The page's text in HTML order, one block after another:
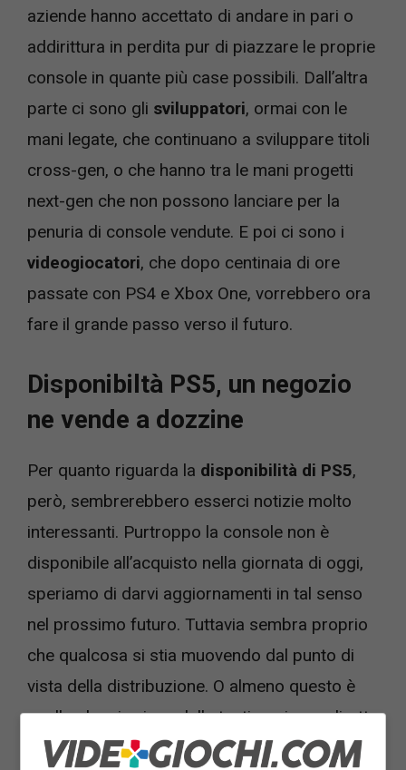
aziende hanno accettato di andare in pari o
addirittura in perdita pur di piazzare le proprie
console in quante più case possibili. Dall’altra
parte ci sono gli sviluppatori, ormai con le
mani legate, che continuano a sviluppare titoli
cross-gen, o che hanno tra le mani progetti
next-gen che non possono lanciare per la
penuria di console vendute. E poi ci sono i
videogiocatori, che dopo centinaia di ore
passate con PS4 e Xbox One, vorrebbero ora
fare il grande passo verso il futuro.
Disponibiltà PS5, un negozio
ne vende a dozzine
Per quanto riguarda la disponibilità di PS5,
però, sembrerebbero esserci notizie molto
interessanti. Purtroppo la console non è
disponibile all’acquisto nella giornata di oggi,
speriamo di darvi aggiornamenti in tal senso
nel prossimo futuro. Tuttavia sembra proprio
che qualcosa si stia muovendo dal punto di
vista della distribuzione. O almeno questo è
quello che si evince dalla testimonianza diretta
di un videogiocatore, che è andato a